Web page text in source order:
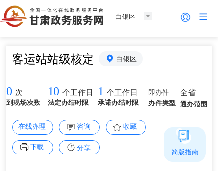
白银区
客运站站级核定 白银区
0 次
到现场次数
10 个工作日
法定办结时限
1 个工作日
承诺办结时限
即办件
办件类型
全省
通办范围
在线办理 咨询 收藏
下载 分享 简版指南